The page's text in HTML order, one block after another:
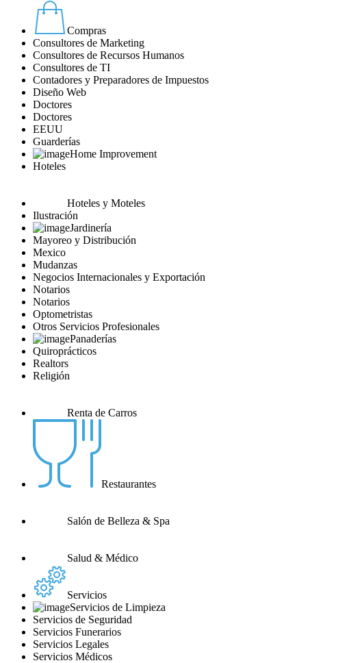
Compras
Consultores de Marketing
Consultores de Recursos Humanos
Consultores de TI
Contadores y Preparadores de Impuestos
Diseño Web
Doctores
Doctores
EEUU
Guarderías
Home Improvement
Hoteles
Hoteles y Moteles
Ilustración
Jardinería
Mayoreo y Distribución
Mexico
Mudanzas
Negocios Internacionales y Exportación
Notarios
Notarios
Optometristas
Otros Servicios Profesionales
Panaderías
Quiroprácticos
Realtors
Religión
Renta de Carros
Restaurantes
Salón de Belleza & Spa
Salud & Médico
Servicios
Servicios de Limpieza
Servicios de Seguridad
Servicios Funerarios
Servicios Legales
Servicios Médicos